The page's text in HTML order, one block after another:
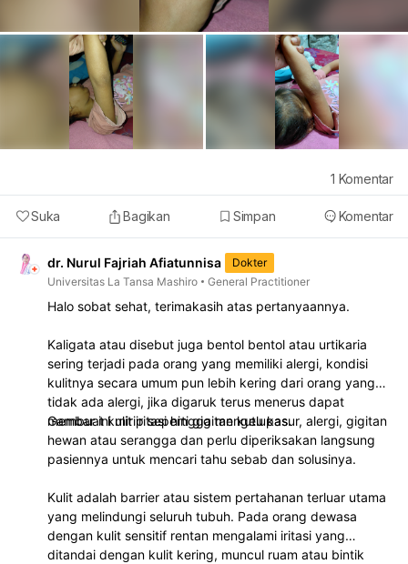
Suka Bagikan Simpan Komentar
1 Komentar
dr. Nurul Fajriah Afiatunnisa
Dokter
Universitas La Tansa Mashiro
General Practitioner
Halo sobat sehat, terimakasih atas pertanyaannya.
Kaligata atau disebut juga bentol bentol atau urtikaria
sering terjadi pada orang yang memiliki alergi, kondisi
kulitnya secara umum pun lebih kering dari orang yang
tidak ada alergi, jika digaruk terus menerus dapat
membuat kulit iritasi hingga mengelupas.
Gambar ini mirip seperti gigitan kutu kasur, alergi, gigitan
hewan atau serangga dan perlu diperiksakan langsung
pasiennya untuk mencari tahu sebab dan solusinya.
Kulit adalah barrier atau sistem pertahanan terluar utama
yang melindungi seluruh tubuh. Pada orang dewasa
dengan kulit sensitif rentan mengalami iritasi yang
ditandai dengan kulit kering, muncul ruam atau bintik